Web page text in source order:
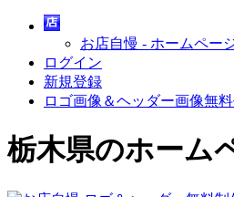
お店自慢 - ホームペー
ログイン
新規登録
ロゴ画像＆ヘッダー画像無料
栃木県のホーム